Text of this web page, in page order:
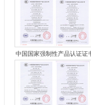
浙江省绿色科技企业-质量诚
信重点推广单位
中国国家强制性产品认证证书